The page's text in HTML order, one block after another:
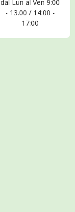
dal Lun al Ven 9:00
- 13.00 / 14:00 -
17:00